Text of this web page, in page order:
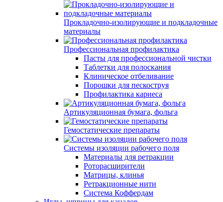
Прокладочно-изолирующие и подкладочные
материалы
Профессиональная профилактика
Пасты для профессиональной чистки
Таблетки для полоскания
Клиническое отбеливание
Порошки для пескоструя
Профилактика кариеса
Артикуляционная бумага, фольга
Гемостатические препараты
Системы изоляции рабочего поля
Материалы для ретракции
Роторасширители
Матрицы, клинья
Ретракционные нити
Система Коффердам